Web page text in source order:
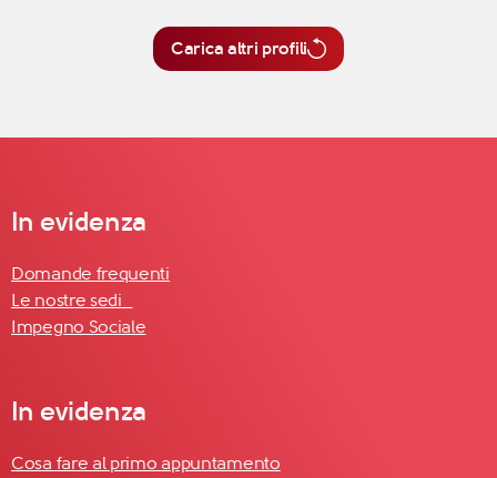
Carica altri profili
In evidenza
Domande frequenti
Le nostre sedi
Impegno Sociale
In evidenza
Cosa fare al primo appuntamento